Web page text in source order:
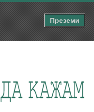
Преземи